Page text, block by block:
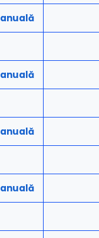
anuală
anuală
anuală
anuală